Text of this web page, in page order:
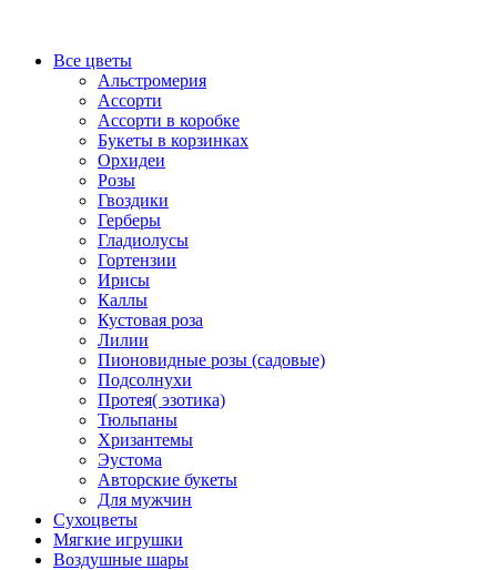
Все цветы
Альстромерия
Ассорти
Ассорти в коробке
Букеты в корзинках
Орхидеи
Розы
Гвоздики
Герберы
Гладиолусы
Гортензии
Ирисы
Каллы
Кустовая роза
Лилии
Пионовидные розы (садовые)
Подсолнухи
Протея( эзотика)
Тюльпаны
Хризантемы
Эустома
Авторские букеты
Для мужчин
Сухоцветы
Мягкие игрушки
Воздушные шары